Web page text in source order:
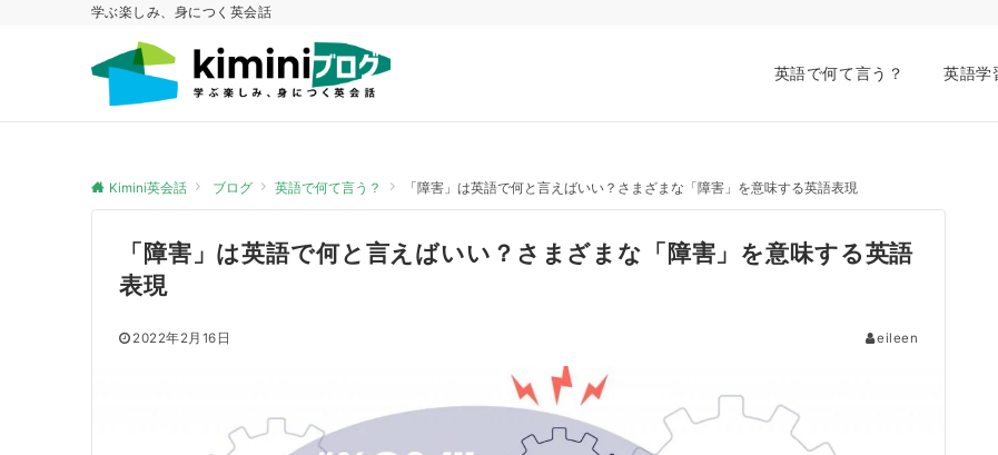
学ぶ楽しみ、身につく英会話
英語で何て言う？ 英語学
Kimini英会話 ブログ 英語で何て言う？ 「障害」は英語で何と言えばいい？さまざまな「障害」を意味する英語表現
「障害」は英語で何と言えばいい？さまざまな「障害」を意味する英語
表現
2022年2月16日 eileen